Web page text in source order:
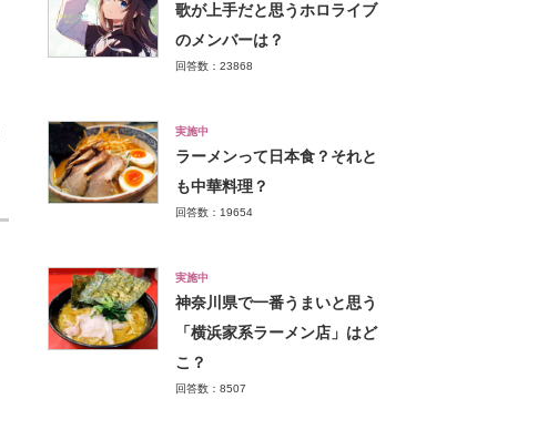
歌が上手だと思うホロライブ
のメンバーは？
回答数：23868
実施中
ラーメンって日本食？それと
も中華料理？
回答数：19654
実施中
神奈川県で一番うまいと思う
「横浜家系ラーメン店」はど
こ？
回答数：8507